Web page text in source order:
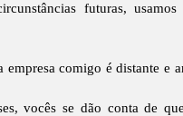
futuras,
comigo é distante e
vocês se dão conta de